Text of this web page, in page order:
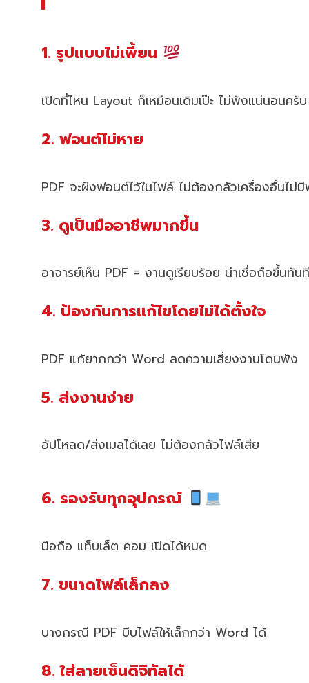
1. รูปแบบไม่เพี้ยน
เปิดที่ไหน Layout ก็เหมือนเดิมเป๊ะ ไม่พังแน่นอนครับ
2. ฟอนต์ไม่หาย
PDF จะฝังฟอนต์ไว้ในไฟล์ ไม่ต้องกลัวเครื่องอื่นไม่
3. ดูเป็นมืออาชีพมากขึ้น
อาจารย์เห็น PDF = งานดูเรียบร้อย น่าเชื่อถือขึ้นทัน
4. ป้องกันการแก้ไขโดยไม่ได้ตั้งใจ
PDF แก้ยากกว่า Word ลดความเสี่ยงงานโดนพัง
5. ส่งงานง่าย
อัปโหลด/ส่งเมลได้เลย ไม่ต้องกลัวไฟล์เสีย
6. รองรับทุกอุปกรณ์
มือถือ แท็บเล็ต คอม เปิดได้หมด
7. ขนาดไฟล์เล็กลง
บางกรณี PDF บีบไฟล์ให้เล็กกว่า Word ได้
8. ใส่ลายเซ็นดิจิทัลได้